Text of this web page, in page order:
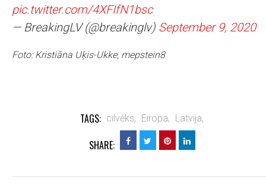
pic.twitter.com/4XFIfN1bsc
— BreakingLV (@breakinglv) September 9, 2020
Foto: Kristiāna Uķis-Ukke, mepstein8
TAGS: cilvēks, Eiropa, Latvija,
SHARE: